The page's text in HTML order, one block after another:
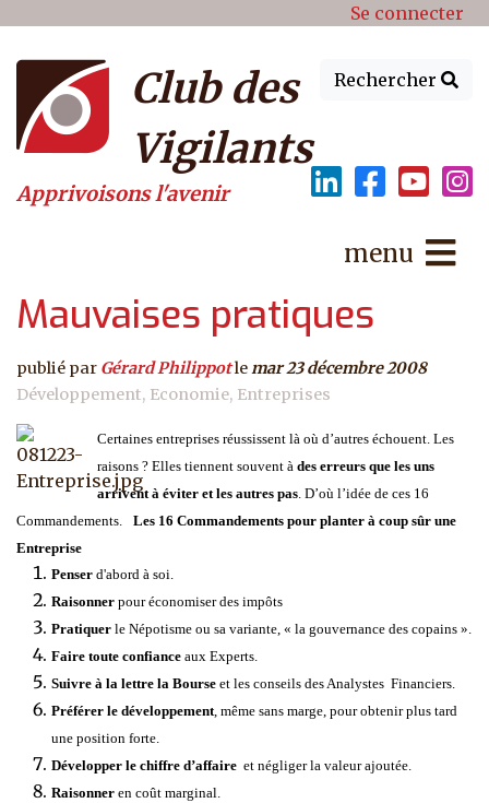
Menu du compte de Se connecter
Rechercher
Club des
Vigilants
Apprivoisons l'avenir
menu
Mauvaises pratiques
publié par Gérard Philippotlemar 23 décembre 2008
Développement Economie Entreprises
Certaines entreprises réussissent là où d’autres échouent. Les
raisons ? Elles tiennent souvent à des erreurs que les uns
arrivent à éviter et les autres pas. D’où l’idée de ces 16
Commandements.
Les 16 Commandements pour planter à coup sûr une
Entreprise
Penser d'abord à soi.
Raisonner pour économiser des impôts
Pratiquer le Népotisme ou sa variante, « la gouvernance des copains ».
Faire toute confiance aux Experts.
Suivre à la lettre la Bourse et les conseils des Analystes Financiers.
Préférer le développement, même sans marge, pour obtenir plus tard
une position forte.
Développer le chiffre d’affaire et négliger la valeur ajoutée.
Raisonner en coût marginal.